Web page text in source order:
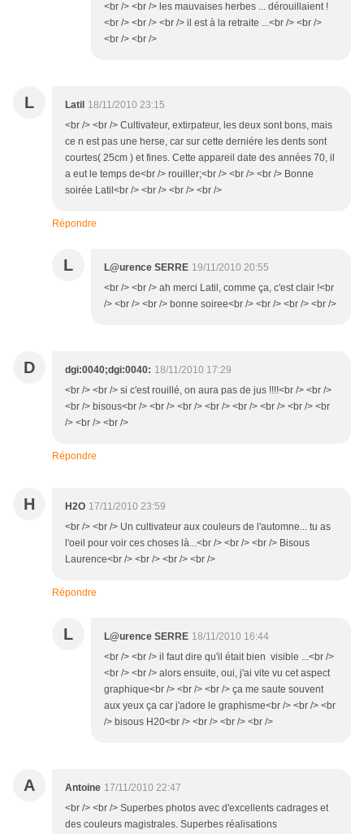
<br /> <br /> les mauvaises herbes ... dérouillaient !
<br /> <br /> <br /> il est à la retraite ...<br /> <br />
<br /> <br />
L Latil 18/11/2010 23:15
<br /> <br /> Cultivateur, extirpateur, les deux sont bons, mais
ce n est pas une herse, car sur cette derniére les dents sont
courtes( 25cm ) et fines. Cette appareil date des années 70, il
a eut le temps de<br /> rouiller;<br /> <br /> <br /> Bonne
soirée Latil<br /> <br /> <br /> <br />
Répondre
L L@urence SERRE 19/11/2010 20:55
<br /> <br /> ah merci Latil, comme ça, c'est clair !<br
/> <br /> <br /> bonne soiree<br /> <br /> <br /> <br />
D dgi:0040;dgi:0040: 18/11/2010 17:29
<br /> <br /> si c'est rouillé, on aura pas de jus !!!!<br /> <br />
<br /> bisous<br /> <br /> <br /> <br /> <br /> <br /> <br /> <br
/> <br /> <br />
Répondre
H H2O 17/11/2010 23:59
<br /> <br /> Un cultivateur aux couleurs de l'automne... tu as
l'oeil pour voir ces choses là...<br /> <br /> <br /> Bisous
Laurence<br /> <br /> <br /> <br />
Répondre
L L@urence SERRE 18/11/2010 16:44
<br /> <br /> il faut dire qu'il était bien visible ...<br />
<br /> <br /> alors ensuite, oui, j'ai vite vu cet aspect
graphique<br /> <br /> <br /> ça me saute souvent
aux yeux ça car j'adore le graphisme<br /> <br /> <br
/> bisous H20<br /> <br /> <br /> <br />
A Antoine 17/11/2010 22:47
<br /> <br /> Superbes photos avec d'excellents cadrages et
des couleurs magistrales. Superbes réalisations